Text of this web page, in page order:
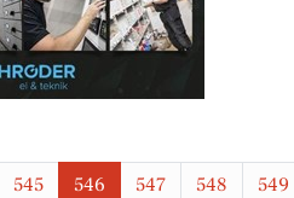
545 546 547 548 549